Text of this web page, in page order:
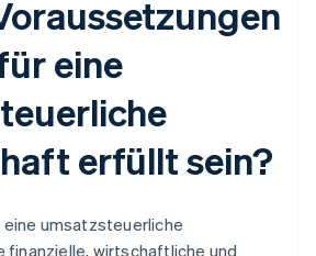
eine
erfüllt sein?
umsatzsteuerliche
finanzielle, wirtschaftliche und